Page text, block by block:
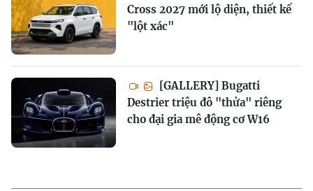
Cross 2027 mới lộ diện, thiết kế
"lột xác"
[GALLERY] Bugatti
Destrier triệu đô "thửa" riêng
cho đại gia mê động cơ W16